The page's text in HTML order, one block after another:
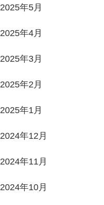
2025年5月
2025年4月
2025年3月
2025年2月
2025年1月
2024年12月
2024年11月
2024年10月